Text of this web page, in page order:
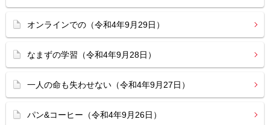
オンラインでの（令和4年9月29日）
なまずの学習（令和4年9月28日）
一人の命も失わせない（令和4年9月27日）
パン&コーヒー（令和4年9月26日）